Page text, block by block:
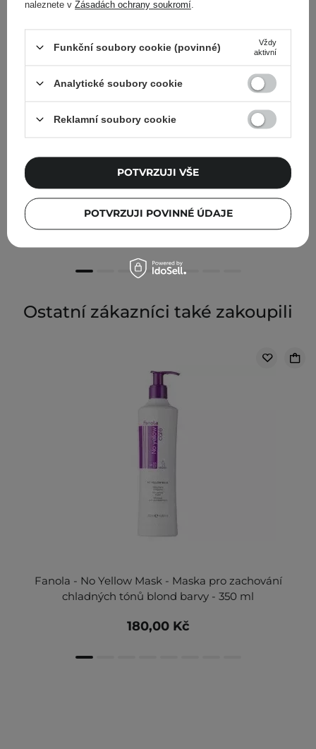
HEVEBLUE - Salmon Fruity Centella Body Wash - Tělový
mycí gel - 300 g
Ostatní zákazníci také zakoupili
Fanola - No Yellow Mask - Maska pro zachování
chladných tónů blond barvy - 350 ml
180,00 Kč
naleznete v Zásadách ochrany soukromí
Funkční soubory cookie (povinné)
Vždy
aktivní
Analytické soubory cookie
Reklamní soubory cookie
POTVRZUJI POVINNÉ ÚDAJE
POTVRZUJI VŠE